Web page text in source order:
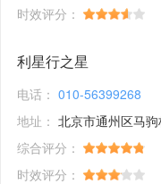
时效评分：
利星行之星
电话： 010-56399268
地址： 北京市通州区马
综合评分：
时效评分：